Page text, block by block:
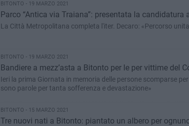
BITONTO - 19 MARZO 2021
Parco “Antica via Traiana”: presentata la candidatura
La Città Metropolitana completa l'iter. Decaro: «Percorso
BITONTO - 19 MARZO 2021
Bandiere a mezz’asta a Bitonto per le per vittime del
Ieri la prima Giornata in memoria delle persone scomparse
sono parole per tanta sofferenza e devastazione»
BITONTO - 15 MARZO 2021
Tre nuovi nati a Bitonto: piantato un albero per